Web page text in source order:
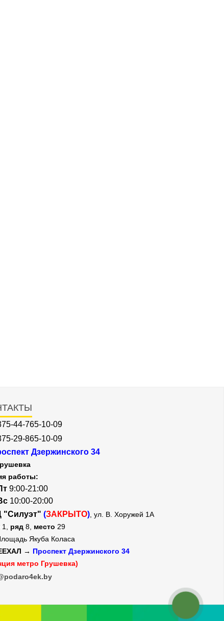
44-765-10-09
29-865-10-09
Дзержинского 34
работы:
9:00-21:00
10:00-20:00
"Силуэт" (ЗАКРЫТО) , ул. В. Хоружей 1А
1, ряд 8, место 29
Якуба Коласа
→ Проспект Дзержинского 34
метро Грушевка)